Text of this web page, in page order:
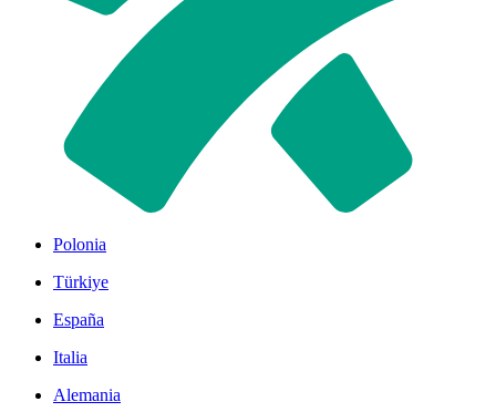
Polonia
Türkiye
España
Italia
Alemania